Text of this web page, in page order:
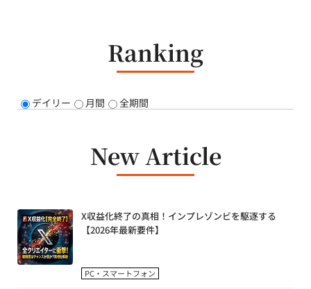
Ranking
デイリー 月間 全期間
New Article
X収益化終了の真相！インプレゾンビを駆逐する
【2026年最新要件】
PC・スマートフォン